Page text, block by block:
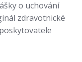
o uchování
zdravotnické